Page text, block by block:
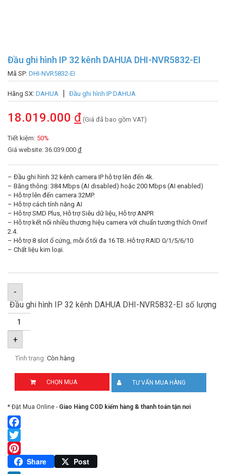
Đầu ghi hình IP 32 kênh DAHUA DHI-NVR5832-EI
Mã SP: DHI-NVR5832-EI
Hãng SX: DAHUA Đầu ghi hình IP DAHUA
18.019.000 đ (Giá đã bao gồm VAT)
Tiết kiệm: 50%
Giá website: 36.039.000 đ
– Đầu ghi hình 32 kênh camera IP hỗ trợ lên đến 4k.
– Băng thông: 384 Mbps (AI disabled) hoặc 200 Mbps (AI enabled)
– Hỗ trợ lên đến camera 32MP.
– Hỗ trợ cách tính năng AI
– Hỗ trợ SMD Plus, Hỗ trợ Siêu dữ liệu, Hỗ trợ ANPR
– Hỗ trợ kết nối nhiều thương hiệu camera với chuẩn tương thích Onvif
2.4.
– Hỗ trợ 8 slot ổ cứng, mỗi ổ tối đa 16 TB. Hỗ trợ RAID 0/1/5/6/10
– Chất liệu kim loại.
-
Đầu ghi hình IP 32 kênh DAHUA DHI-NVR5832-EI số lượng
+
Tình trạng: Còn hàng
CHỌN MUA TƯ VẤN MUA HÀNG
* Đặt Mua Online - Giao Hàng COD kiểm hàng & thanh toán tận nơi
Facebook
Twitter
Pinterest
Share Post